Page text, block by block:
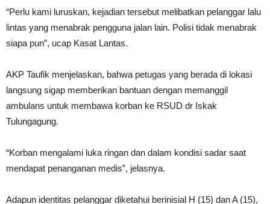
“Perlu kami luruskan, kejadian tersebut melibatkan pelanggar lalu
lintas yang menabrak pengguna jalan lain. Polisi tidak menabrak
siapa pun”, ucap Kasat Lantas.
AKP Taufik menjelaskan, bahwa petugas yang berada di lokasi
langsung sigap memberikan bantuan dengan memanggil
ambulans untuk membawa korban ke RSUD dr Iskak
Tulungagung.
“Korban mengalami luka ringan dan dalam kondisi sadar saat
mendapat penanganan medis”, jelasnya.
Adapun identitas pelanggar diketahui berinisial H (15) dan A (15),